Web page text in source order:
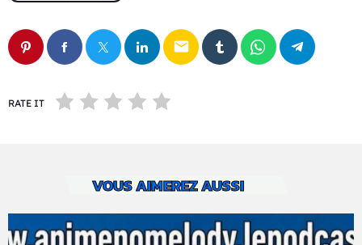
email
RATE IT
VOUS AIMEREZ AUSSI